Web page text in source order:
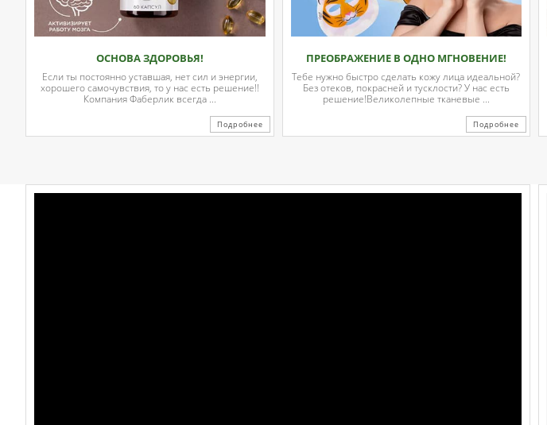
ОСНОВА ЗДОРОВЬЯ!
Если ты постоянно уставшая, нет сил и энергии,
хорошего самочувствия, то у нас есть решение!!
Компания Фаберлик всегда ...
Подробнее
ПРЕОБРАЖЕНИЕ В ОДНО МГНОВЕНИЕ!
Тебе нужно быстро сделать кожу лица идеальной?
Без отеков, покрасней и тусклости? У нас есть
решение!Великолепные тканевые ...
Подробнее